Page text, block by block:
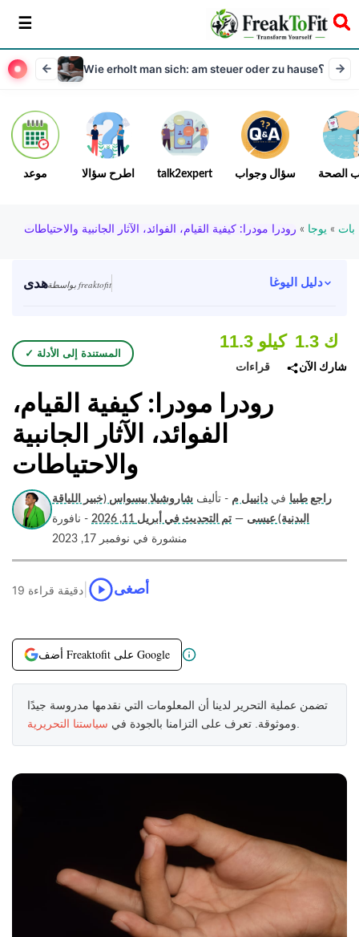
سخر
Wie erholt man sich: am steuer oder zu hause؟
موعد اطرح سؤالا talk2expert سؤال وجواب الصحة
بات » يوجا » رودرا مودرا: كيفية القيام، الفوائد، الآثار الجانبية والاحتياطات
هدى بواسطة freaktofit دليل اليوغا
✓ المستندة إلى الأدلة
11.3 كيلو
قراءات
1.3 ك
شارك الآن
رودرا مودرا: كيفية القيام،
الفوائد، الآثار الجانبية
والاحتياطات
راجع طبيا في دانييل م - تأليف شاروشيلا بيسواس (خبير اللياقة
البدنية) عيسى — تم التحديث في أبريل 11, 2026
- نافورة
منشورة في نوفمبر 17, 2023
19 دقيقة قراءة أصغى
أضف Freaktofit على Google
تضمن عملية التحرير لدينا أن المعلومات التي نقدمها مدروسة جيدًا
وموثوقة. تعرف على التزامنا بالجودة في سياستنا التحريرية